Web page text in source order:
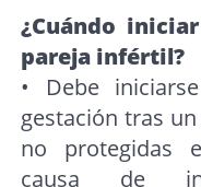
¿Cuándo
pareja infértil?
• Debe
gestación tras
no protegidas
causa de